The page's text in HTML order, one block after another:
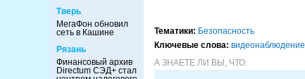
Тверь
МегаФон обновил
сеть в Кашине
Рязань
Финансовый архив
Directum СЭД+ стал
Тематики: Безопасность
Ключевые слова: видеонаблюдение
А ЗНАЕТЕ ЛИ ВЫ, ЧТО: